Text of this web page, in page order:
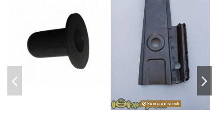
Fuera de stock